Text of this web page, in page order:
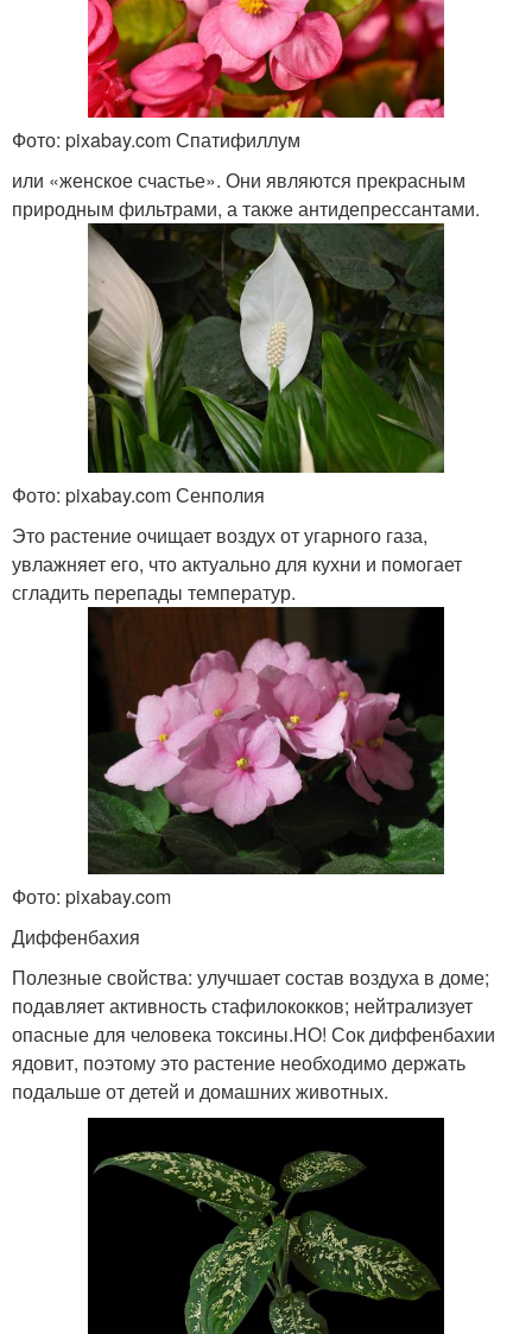
Фото: pixabay.com Спатифиллум
или «женское счастье». Они являются прекрасным
природным фильтрами, а также антидепрессантами.
Фото: pixabay.com Сенполия
Это растение очищает воздух от угарного газа,
увлажняет его, что актуально для кухни и помогает
сгладить перепады температур.
Фото: pixabay.com
Диффенбахия
Полезные свойства: улучшает состав воздуха в доме;
подавляет активность стафилококков; нейтрализует
опасные для человека токсины.НО! Сок диффенбахии
ядовит, поэтому это растение необходимо держать
подальше от детей и домашних животных.